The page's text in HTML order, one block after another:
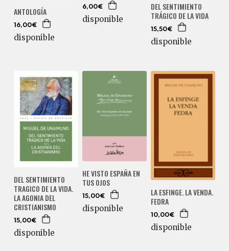
ANTOLOGÍA
16,00€
disponible
6,00€
disponible
DEL SENTIMIENTO
TRÁGICO DE LA VIDA
15,50€
disponible
DEL SENTIMIENTO
TRAGICO DE LA VIDA.
LA AGONIA DEL
CRISTIANISMO
15,00€
disponible
HE VISTO ESPAÑA EN
TUS OJOS
15,00€
disponible
LA ESFINGE. LA VENDA.
FEDRA
10,00€
disponible